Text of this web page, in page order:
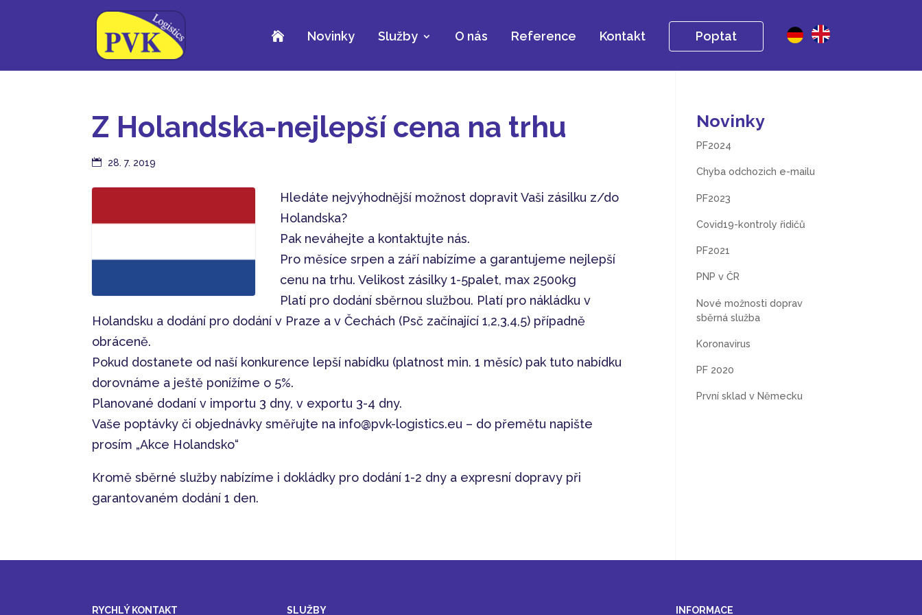
 Novinky Služby O nás Reference Kontakt Poptat
Z Holandska-nejlepší cena na trhu
28. 7. 2019
Hledáte nejvýhodnější možnost dopravit Vaši zásilku z/do
Holandska?
Pak neváhejte a kontaktujte nás.
Pro měsíce srpen a září nabízíme a garantujeme nejlepší
cenu na trhu. Velikost zásilky 1-5palet, max 2500kg
Platí pro dodání sběrnou službou. Platí pro nákládku v
Holandsku a dodání pro dodání v Praze a v Čechách (Psč začínající 1,2,3,4,5) případně
obráceně.
Pokud dostanete od naší konkurence lepší nabídku (platnost min. 1 měsíc) pak tuto nabídku
dorovnáme a ještě ponížíme o 5%.
Planované dodaní v importu 3 dny, v exportu 3-4 dny.
Vaše poptávky či objednávky směřujte na info@pvk-logistics.eu – do přemětu napište
prosím „Akce Holandsko“
Kromě sběrné služby nabízíme i dokládky pro dodání 1-2 dny a expresní dopravy při
garantovaném dodání 1 den.
Novinky
PF2024
Chyba odchozich e-mailu
PF2023
Covid19-kontroly řidičů
PF2021
PNP v ČR
Nové možnosti doprav
sběrná služba
Koronavirus
PF 2020
První sklad v Německu
RYCHLÝ KONTAKT SLUŽBY INFORMACE